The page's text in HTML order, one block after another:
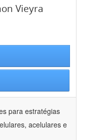
Vieyra
para estratégias
acelulares e